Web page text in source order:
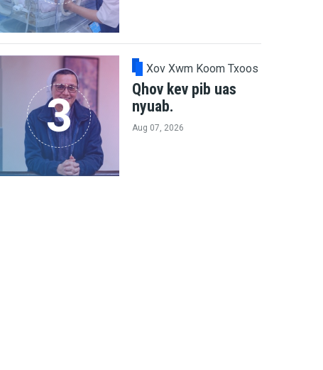
Xov Xwm Koom Txoos
Qhov kev pib uas
nyuab.
Aug 07, 2026